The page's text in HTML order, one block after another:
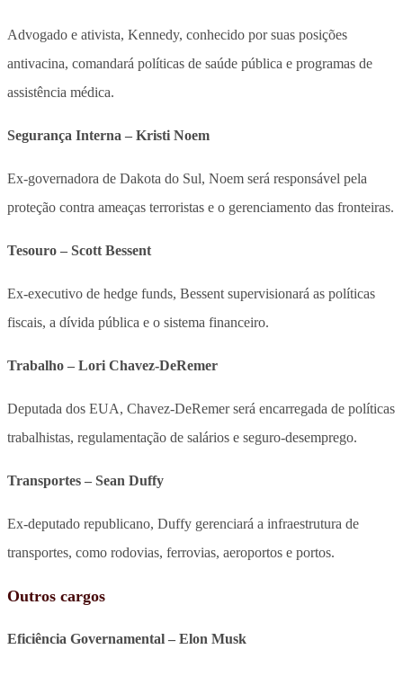
Advogado e ativista, Kennedy, conhecido por suas posições
antivacina, comandará políticas de saúde pública e programas de
assistência médica.
Segurança Interna – Kristi Noem
Ex-governadora de Dakota do Sul, Noem será responsável pela
proteção contra ameaças terroristas e o gerenciamento das fronteiras.
Tesouro – Scott Bessent
Ex-executivo de hedge funds, Bessent supervisionará as políticas
fiscais, a dívida pública e o sistema financeiro.
Trabalho – Lori Chavez-DeRemer
Deputada dos EUA, Chavez-DeRemer será encarregada de políticas
trabalhistas, regulamentação de salários e seguro-desemprego.
Transportes – Sean Duffy
Ex-deputado republicano, Duffy gerenciará a infraestrutura de
transportes, como rodovias, ferrovias, aeroportos e portos.
Outros cargos
Eficiência Governamental – Elon Musk